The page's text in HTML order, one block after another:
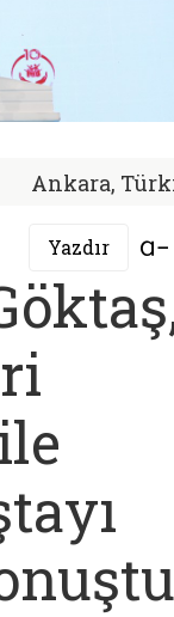
Ankara,
Yazdır